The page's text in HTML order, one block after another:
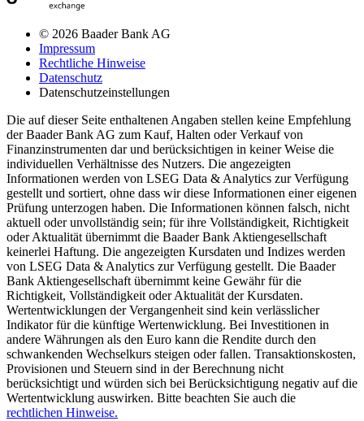
© 2026 Baader Bank AG
Impressum
Rechtliche Hinweise
Datenschutz
Datenschutzeinstellungen
Die auf dieser Seite enthaltenen Angaben stellen keine Empfehlung
der Baader Bank AG zum Kauf, Halten oder Verkauf von
Finanzinstrumenten dar und berücksichtigen in keiner Weise die
individuellen Verhältnisse des Nutzers. Die angezeigten
Informationen werden von LSEG Data & Analytics zur Verfügung
gestellt und sortiert, ohne dass wir diese Informationen einer eigenen
Prüfung unterzogen haben. Die Informationen können falsch, nicht
aktuell oder unvollständig sein; für ihre Vollständigkeit, Richtigkeit
oder Aktualität übernimmt die Baader Bank Aktiengesellschaft
keinerlei Haftung. Die angezeigten Kursdaten und Indizes werden
von LSEG Data & Analytics zur Verfügung gestellt. Die Baader
Bank Aktiengesellschaft übernimmt keine Gewähr für die
Richtigkeit, Vollständigkeit oder Aktualität der Kursdaten.
Wertentwicklungen der Vergangenheit sind kein verlässlicher
Indikator für die künftige Wertenwicklung. Bei Investitionen in
andere Währungen als den Euro kann die Rendite durch den
schwankenden Wechselkurs steigen oder fallen. Transaktionskosten,
Provisionen und Steuern sind in der Berechnung nicht
berücksichtigt und würden sich bei Berücksichtigung negativ auf die
Wertentwicklung auswirken. Bitte beachten Sie auch die
rechtlichen Hinweise.